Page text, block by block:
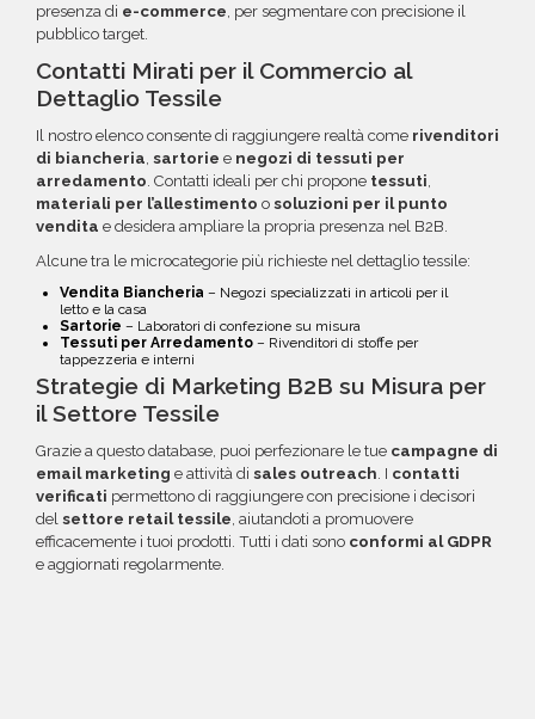
presenza di e-commerce, per segmentare con precisione il
pubblico target.
Contatti Mirati per il Commercio al
Dettaglio Tessile
Il nostro elenco consente di raggiungere realtà come rivenditori
di biancheria sartorie e negozi di tessuti per
arredamento . Contatti ideali per chi propone tessuti
materiali per l’allestimento o soluzioni per il punto
vendita e desidera ampliare la propria presenza nel B2B.
Alcune tra le microcategorie più richieste nel dettaglio tessile:
Vendita Biancheria – Negozi specializzati in articoli per il
letto e la casa
Sartorie – Laboratori di confezione su misura
Tessuti per Arredamento – Rivenditori di stoffe per
tappezzeria e interni
Strategie di Marketing B2B su Misura per
il Settore Tessile
Grazie a questo database, puoi perfezionare le tue campagne di
email marketing e attività di sales outreach. I contatti
verificati permettono di raggiungere con precisione i decisori
del settore retail tessile, aiutandoti a promuovere
efficacemente i tuoi prodotti. Tutti i dati sono conformi al GDPR
e aggiornati regolarmente.